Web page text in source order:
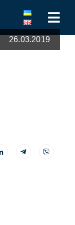
26.03.2019